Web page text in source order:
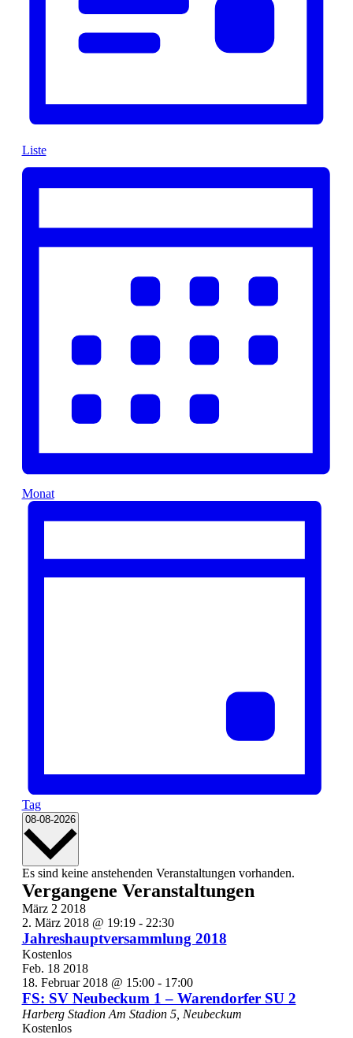
Liste
Monat
Tag
08-08-2026 Datum
Kalender
von
Veranstaltungen
Es sind keine anstehenden Veranstaltungen vorhanden.
Vergangene Veranstaltungen
März 2 2018
2. März 2018 @ 19:19- 22:30
Jahreshauptversammlung 2018
Kostenlos
Feb. 18 2018
18. Februar 2018 @ 15:00- 17:00
FS: SV Neubeckum 1 – Warendorfer SU 2
Harberg Stadion Am Stadion 5, Neubeckum
Kostenlos